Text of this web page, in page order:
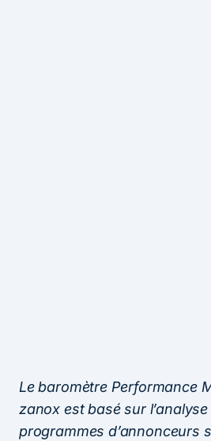
Le baromètre Performance
zanox est basé sur
programmes d’annonceurs